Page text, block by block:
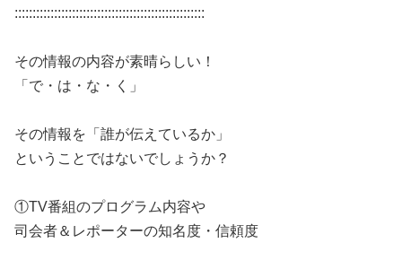
:::::::::::::::::::::::::::::::::::::::::::::::::::::
その情報の内容が素晴らしい！
「で・は・な・く」
その情報を「誰が伝えているか」
ということではないでしょうか？
①TV番組のプログラム内容や
司会者＆レポーターの知名度・信頼度